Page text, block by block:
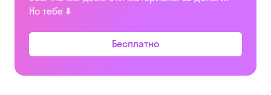
Но тебе ⬇️
Бесплатно